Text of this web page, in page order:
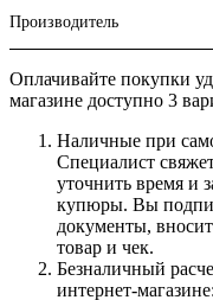
Производитель
Оплачивайте покупки
магазине доступно 3
Наличные при
Специалист
уточнить время и
купюры. Вы
документы,
товар и чек.
Безналичный
интернет-